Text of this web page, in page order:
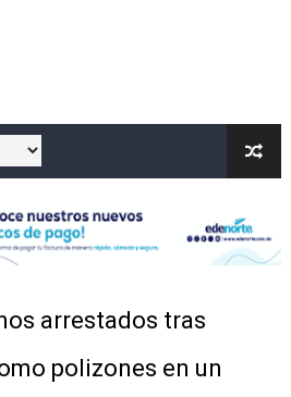
un 7,05 % a 83,77 dólares
12,600 hectáreas y obliga a
arrestados tras
polizones en un